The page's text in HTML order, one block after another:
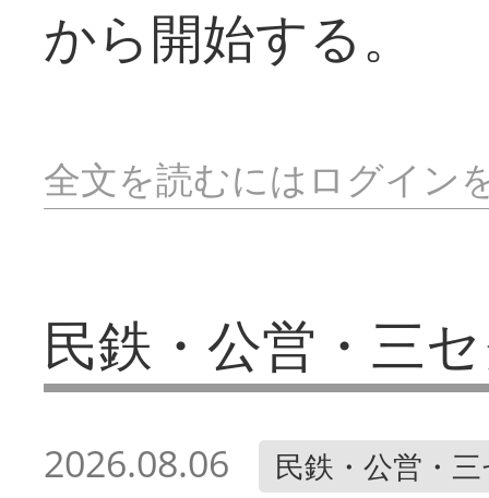
から開始する。
全文を読むにはログイン
民鉄・公営・三
2026.08.06 民鉄・公営・